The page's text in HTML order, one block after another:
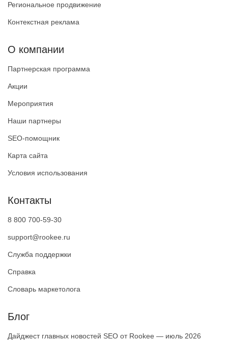
Блог
Дайджест главных новостей SEO от Rookee — июль 2026
Региональное продвижение
Контекстная реклама
О компании
Партнерская программа
Акции
Мероприятия
Наши партнеры
SEO-помощник
Карта сайта
Условия использования
Контакты
8 800 700-59-30
support@rookee.ru
Служба поддержки
Справка
Словарь маркетолога